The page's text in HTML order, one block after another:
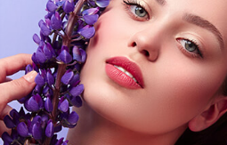
Hääkuvien muokkaus